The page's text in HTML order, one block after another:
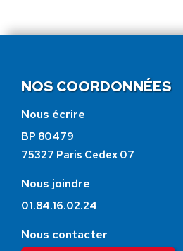
NOS COORDONNÉES
Nous écrire
BP 80479
75327 Paris Cedex 07
Nous joindre
01.84.16.02.24
Nous contacter